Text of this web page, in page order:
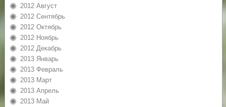
2012 Август
2012 Сентябрь
2012 Октябрь
2012 Ноябрь
2012 Декабрь
2013 Январь
2013 Февраль
2013 Март
2013 Апрель
2013 Май